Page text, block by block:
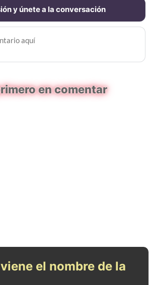
y únete a la conversación
en comentar
el nombre de la